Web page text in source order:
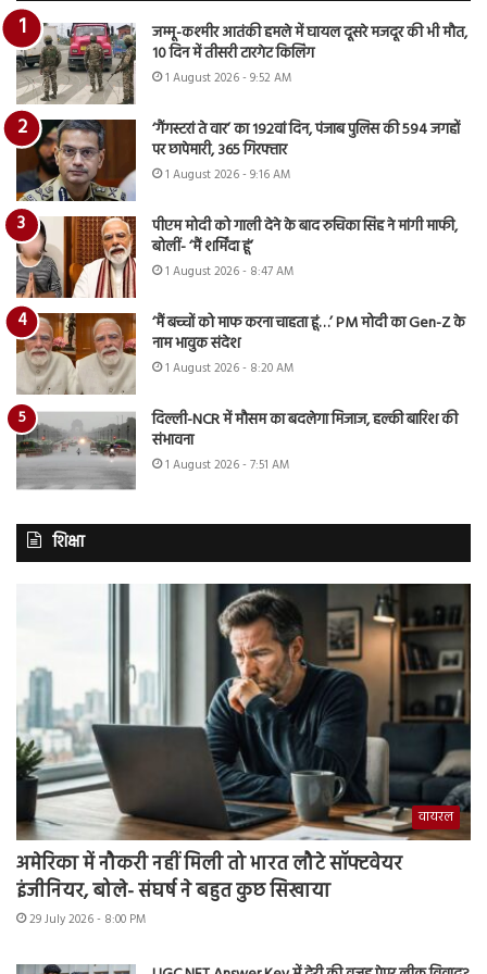
जम्मू-कश्मीर आतंकी हमले में घायल दूसरे मजदूर की भी मौत,
10 दिन में तीसरी टारगेट किलिंग
1 August 2026 - 9:52 AM
‘गैंगस्टरां ते वार’ का 192वां दिन, पंजाब पुलिस की 594 जगहों
पर छापेमारी, 365 गिरफ्तार
1 August 2026 - 9:16 AM
पीएम मोदी को गाली देने के बाद रुचिका सिंह ने मांगी माफी,
बोलीं- ‘मैं शर्मिंदा हूं’
1 August 2026 - 8:47 AM
‘मैं बच्चों को माफ करना चाहता हूं…’ PM मोदी का Gen-Z के
नाम भावुक संदेश
1 August 2026 - 8:20 AM
दिल्ली-NCR में मौसम का बदलेगा मिजाज, हल्की बारिश की
संभावना
1 August 2026 - 7:51 AM
शिक्षा
वायरल
अमेरिका में नौकरी नहीं मिली तो भारत लौटे सॉफ्टवेयर
इंजीनियर, बोले- संघर्ष ने बहुत कुछ सिखाया
29 July 2026 - 8:00 PM